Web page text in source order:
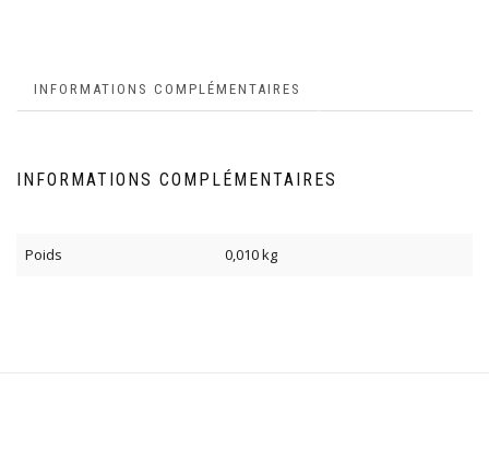
INFORMATIONS COMPLÉMENTAIRES
INFORMATIONS COMPLÉMENTAIRES
Poids 0,010 kg